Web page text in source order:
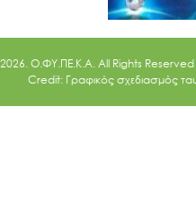
O.ΦΥ.ΠΕ.Κ.Α. All Rights
Credit: Γραφικός σχεδιασμός